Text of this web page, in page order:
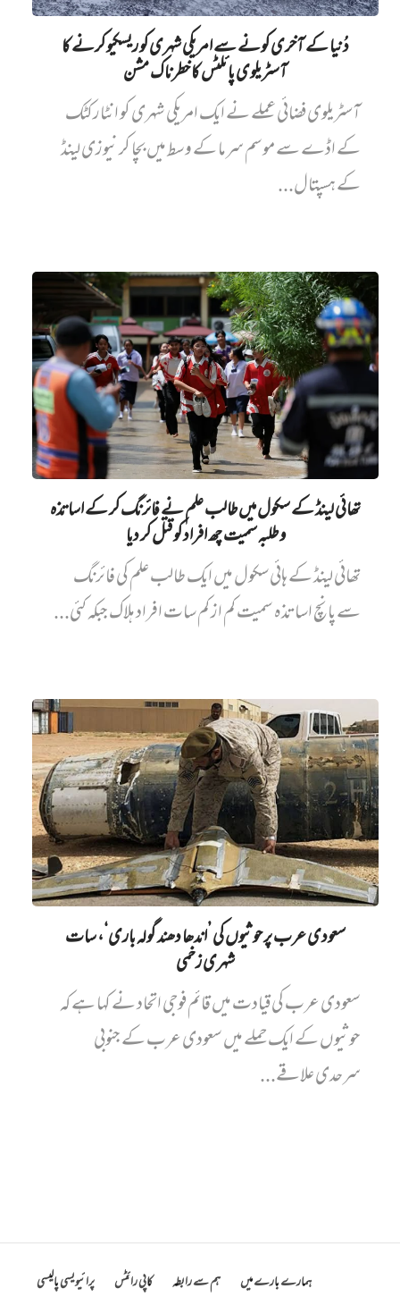
دُنیا کے آخری کونے سے امریکی شہری کو ریسکیو کرنے کا
آسٹریلوی پائلٹس کا خطرناک مشن
آسٹریلوی فضائی عملے نے ایک امریکی شہری کو انٹارکٹک
کے اڈے سے موسم سرما کے وسط میں بچا کر نیوزی لینڈ
کے ہسپتال...
تھائی لینڈ کے سکول میں طالب علم نے فائرنگ کر کے اساتذہ
و طلبہ سمیت چھ افراد کو قتل کر دیا
تھائی لینڈ کے ہائی سکول میں ایک طالب علم کی فائرنگ
سے پانچ اساتذہ سمیت کم از کم سات افراد ہلاک جبکہ کئی...
سعودی عرب پر حوثیوں کی ’اندھا دھند گولہ باری‘، سات
شہری زخمی
سعودی عرب کی قیادت میں قائم فوجی اتحاد نے کہا ہے کہ
حوثیوں کے ایک حملے میں سعودی عرب کے جنوبی
سرحدی علاقے...
ہمارے بارے میں ہم سے رابطہ کاپی رائٹس پرائیویسی پالیسی